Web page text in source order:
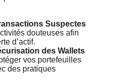
Suspectes
douteuses afin
d’actif.
des Wallets
vos portefeuilles
des pratiques